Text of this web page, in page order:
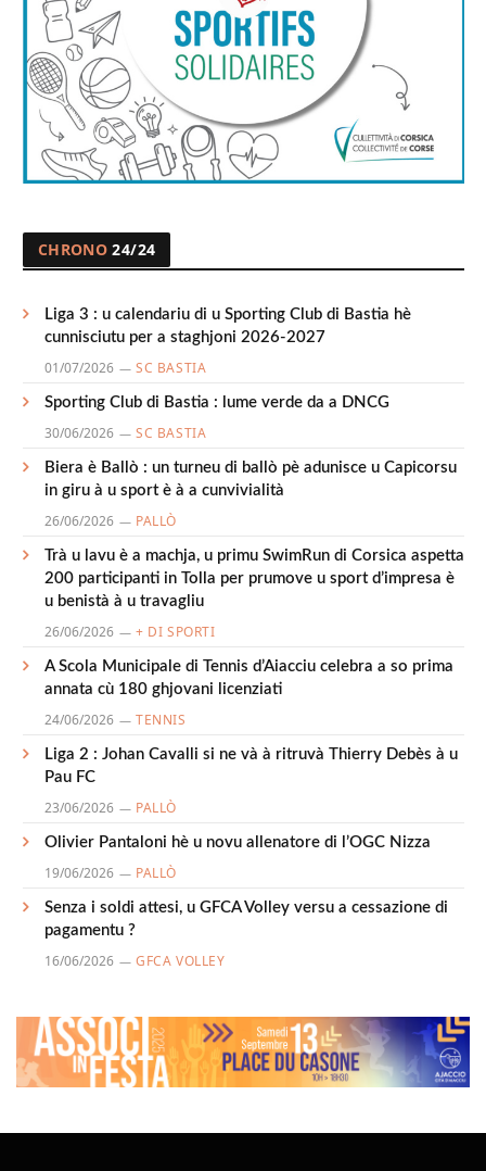
CHRONO 24/24
Liga 3 : u calendariu di u Sporting Club di Bastia hè
cunnisciutu per a staghjoni 2026-2027
01/07/2026 SC BASTIA
Sporting Club di Bastia : lume verde da a DNCG
30/06/2026 SC BASTIA
Biera è Ballò : un turneu di ballò pè adunisce u Capicorsu
in giru à u sport è à a cunvivialità
26/06/2026 PALLÒ
Trà u lavu è a machja, u primu SwimRun di Corsica aspetta
200 participanti in Tolla per prumove u sport d’impresa è
u benistà à u travagliu
26/06/2026 + DI SPORTI
A Scola Municipale di Tennis d’Aiacciu celebra a so prima
annata cù 180 ghjovani licenziati
24/06/2026 TENNIS
Liga 2 : Johan Cavalli si ne và à ritruvà Thierry Debès à u
Pau FC
23/06/2026 PALLÒ
Olivier Pantaloni hè u novu allenatore di l’OGC Nizza
19/06/2026 PALLÒ
Senza i soldi attesi, u GFCA Volley versu a cessazione di
pagamentu ?
16/06/2026 GFCA VOLLEY